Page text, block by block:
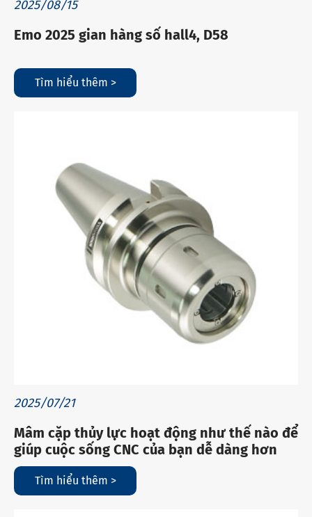
2025/08/15
Emo 2025 gian hàng số hall4, D58
Tìm hiểu thêm >
2025/07/21
Mâm cặp thủy lực hoạt động như thế nào để
giúp cuộc sống CNC của bạn dễ dàng hơn
Tìm hiểu thêm >